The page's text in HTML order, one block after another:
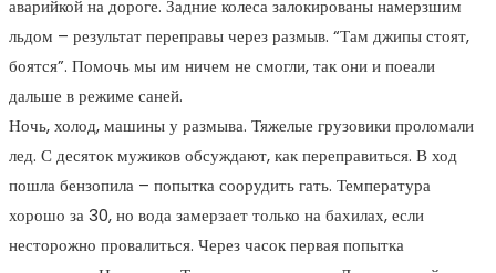
аварийкой на дороге. Задние колеса залокированы намерзшим
льдом – результат переправы через размыв. “Там джипы стоят,
боятся”. Помочь мы им ничем не смогли, так они и поеали
дальше в режиме саней.
Ночь, холод, машины у размыва. Тяжелые грузовики проломали
лед. С десяток мужиков обсуждают, как переправиться. В ход
пошла бензопила – попытка соорудить гать. Температура
хорошо за 30, но вода замерзает только на бахилах, если
несторожно провалиться. Через часок первая попытка